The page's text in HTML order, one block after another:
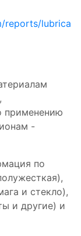
reports/lubrica
применению
-
по
и стекло),
и другие) и